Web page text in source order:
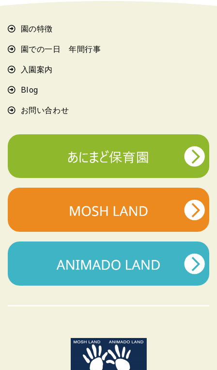
園の特徴
園での一日 年間行事
入園案内
Blog
お問い合わせ